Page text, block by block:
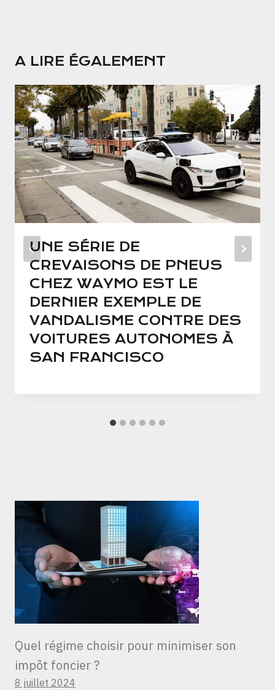
A LIRE ÉGALEMENT
UNE SÉRIE DE
CREVAISONS DE PNEUS
CHEZ WAYMO EST LE
DERNIER EXEMPLE DE
VANDALISME CONTRE DES
VOITURES AUTONOMES À
SAN FRANCISCO
Quel régime choisir pour minimiser son
impôt foncier ?
8 juillet 2024